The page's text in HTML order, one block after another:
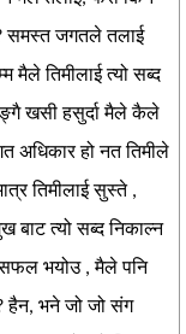
समस्त जगतले तलाई
मैले तिमीलाई त्यो सब्द
खसी हसुर्दा मैले कैले
अधिकार हो नत तिमीले
तिमीलाई सुस्ते ,
त्यो सब्द निकाल्न
सफल भयोउ , मैले पनि
हैन, भने जो जो संग